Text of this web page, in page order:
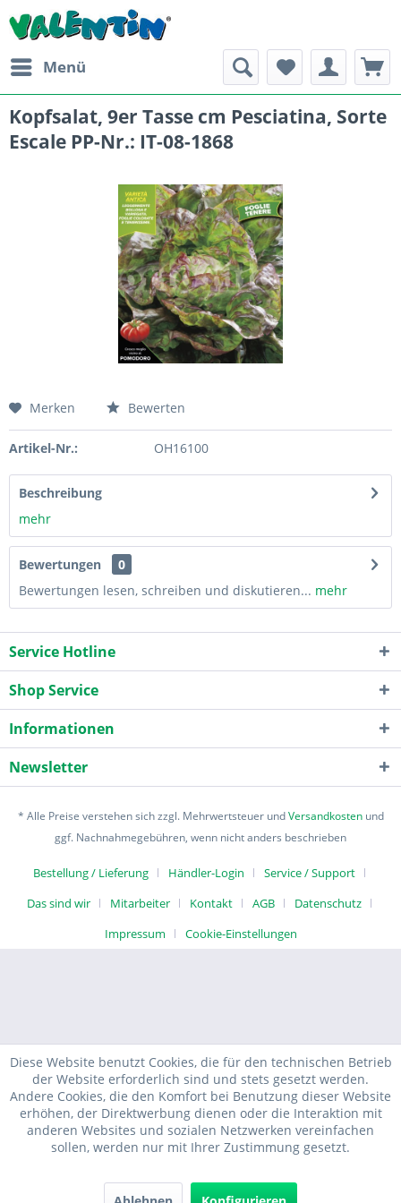
Menü
Kopfsalat, 9er Tasse cm Pesciatina, Sorte
Escale PP-Nr.: IT-08-1868
Merken Bewerten
Artikel-Nr.: OH16100
Beschreibung
mehr
Bewertungen
0
Bewertungen lesen, schreiben und diskutieren... mehr
Service Hotline
Shop Service
Informationen
Newsletter
* Alle Preise verstehen sich zzgl. Mehrwertsteuer undVersandkostenund
ggf. Nachnahmegebühren, wenn nicht anders beschrieben
Bestellung / Lieferung Händler-Login
Service / Support
Das sind wir
Mitarbeiter Kontakt AGB
Datenschutz
Impressum
Cookie-Einstellungen
Diese Website benutzt Cookies, die für den technischen Betrieb
der Website erforderlich sind und stets gesetzt werden.
Andere Cookies, die den Komfort bei Benutzung dieser Website
erhöhen, der Direktwerbung dienen oder die Interaktion mit
anderen Websites und sozialen Netzwerken vereinfachen
sollen, werden nur mit Ihrer Zustimmung gesetzt.